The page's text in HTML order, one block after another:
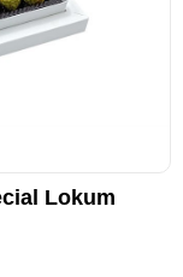
Lokum